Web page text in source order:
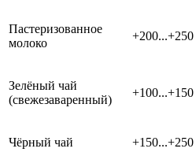
Пастеризованное
молоко
+200...+250
Зелёный чай
(свежезаваренный)
+100...+150
Чёрный чай +150...+250